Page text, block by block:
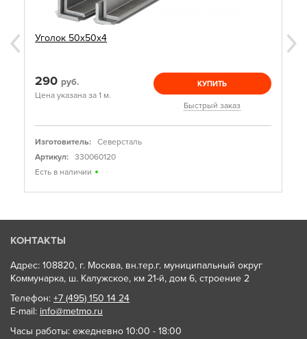
Уголок 50х50х4
290 руб.
Цена указана за 1 м.
КУПИТЬ
Быстрый заказ
Изготовитель:
Северсталь
Артикул:
330060120
Есть в наличии
КОНТАКТЫ
Адрес: 108820, г. Москва, вн.тер.г. муниципальный округ
Коммунарка, ш. Калужское, км 21-й, дом 6, строение 2
Телефон: +7 (495) 150 14 24
E-mail: info@metmo.ru
Часы работы: ежедневно 10:00 - 18:00